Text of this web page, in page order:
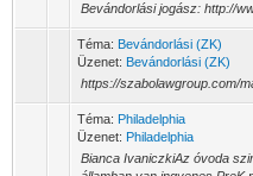
Bevándorlási jogász: http://
Téma: Bevándorlási (ZK)
Üzenet: Bevándorlási (ZK)
https://szabolawgroup.com/
Téma: Philadelphia
Üzenet: Philadelphia
Bianca IvaniczkiAz óvoda